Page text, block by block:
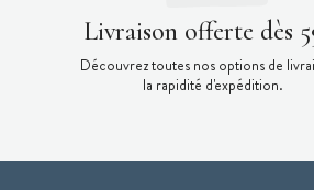
Livraison offerte dès
Découvrez toutes nos options de
la rapidité d'expédition.